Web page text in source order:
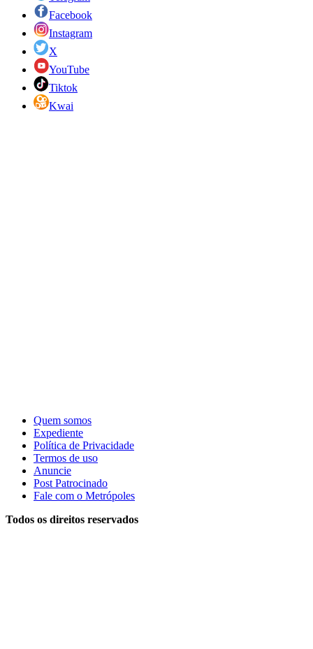
Facebook
Instagram
X
YouTube
Tiktok
Kwai
Quem somos
Expediente
Política de Privacidade
Termos de uso
Anuncie
Post Patrocinado
Fale com o Metrópoles
Todos os direitos reservados